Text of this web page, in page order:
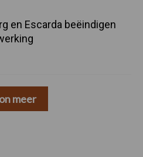
en Escarda beëindigen
meer